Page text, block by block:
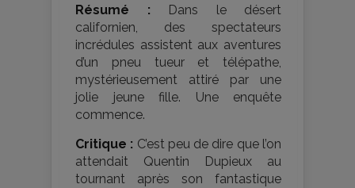
Résumé : Dans le désert
californien, des spectateurs
incrédules assistent aux aventures
d’un pneu tueur et télépathe,
mystérieusement attiré par une
jolie jeune fille. Une enquête
commence.
Critique : C’est peu de dire que l’on
attendait Quentin Dupieux au
tournant après son fantastique